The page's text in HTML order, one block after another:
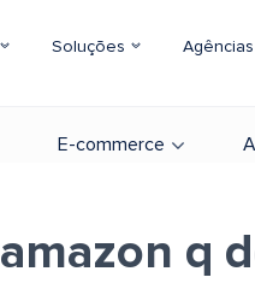
Soluções Agências
E-commerce
amazon q